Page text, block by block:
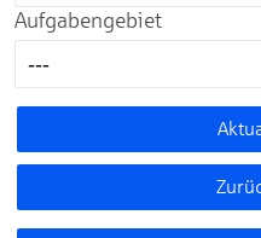
Aufgabengebiet
---